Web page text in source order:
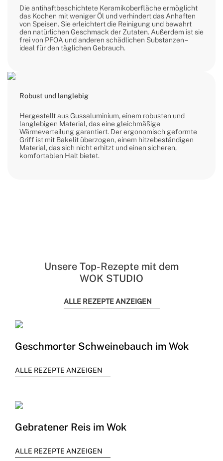
Die antihaftbeschichtete Keramikoberfläche ermöglicht
das Kochen mit weniger Öl und verhindert das Anhaften
von Speisen. Sie erleichtert die Reinigung und bewahrt
den natürlichen Geschmack der Zutaten. Außerdem ist sie
frei von PFOA und anderen schädlichen Substanzen –
ideal für den täglichen Gebrauch.
Robust und langlebig
Hergestellt aus Gussaluminium, einem robusten und
langlebigen Material, das eine gleichmäßige
Wärmeverteilung garantiert. Der ergonomisch geformte
Griff ist mit Bakelit überzogen, einem hitzebeständigen
Material, das sich nicht erhitzt und einen sicheren,
komfortablen Halt bietet.
Unsere Top-Rezepte mit dem
WOK STUDIO
ALLE REZEPTE ANZEIGEN
Geschmorter Schweinebauch im Wok
ALLE REZEPTE ANZEIGEN
Gebratener Reis im Wok
ALLE REZEPTE ANZEIGEN